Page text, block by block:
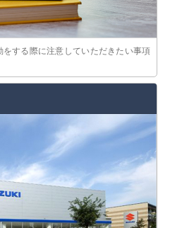
する際に注意していただきたい事項